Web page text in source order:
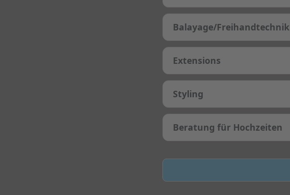
Balayage/Freihandtechnik
Extensions
Styling
Beratung für Hochzeiten